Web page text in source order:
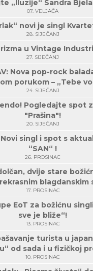
„Iluzije“ Sandra
07. VELJAČA
novi je singl
28. SIJEČANJ
u Vintage
27. SIJEČANJ
Nova pop-rock
porukom – „Tebe
24. SIJEČANJ
Pogledajte spot
"Prašina"!
20. SIJEČANJ
Novi singl i spot s
“SAN“ !
26. PROSINAC
dvije stare
blagdanskim
17. PROSINAC
EoT za božićnu
sve je bliže“!
13. PROSINAC
turista u
od sada i u fizičkoj
10. PROSINAC